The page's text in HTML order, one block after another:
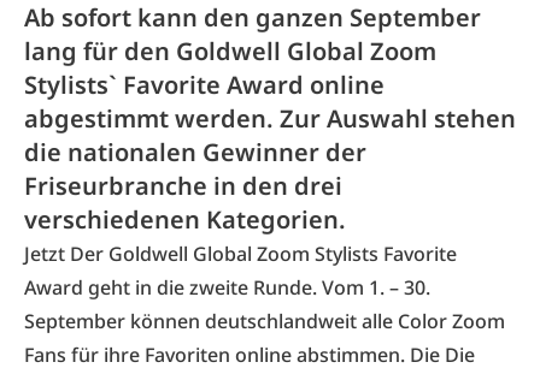
Ab sofort kann den ganzen September
lang für den Goldwell Global Zoom
Stylists` Favorite Award online
abgestimmt werden. Zur Auswahl stehen
die nationalen Gewinner der
Friseurbranche in den drei
verschiedenen Kategorien.
Jetzt Der Goldwell Global Zoom Stylists Favorite
Award geht in die zweite Runde. Vom 1. – 30.
September können deutschlandweit alle Color Zoom
Fans für ihre Favoriten online abstimmen. Die Die